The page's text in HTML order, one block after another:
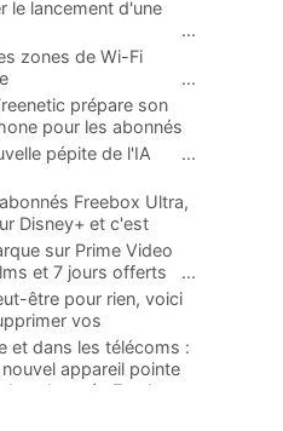
le lancement d'une
...
zones de Wi-Fi
...
prépare son
pour les abonnés
pépite de l'IA ...
Freebox Ultra,
Disney+ et c'est
sur Prime Video
et 7 jours offerts
...
être pour rien, voici
vos
...
et dans les télécoms :
appareil pointe
abonnés Freebox...